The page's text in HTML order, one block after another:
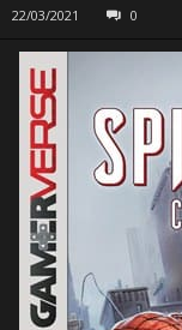
22/03/2021 0